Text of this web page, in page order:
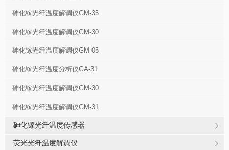
砷化镓光纤温度解调仪GM-35
砷化镓光纤温度解调仪GM-30
砷化镓光纤温度解调仪GM-05
砷化镓光纤温度分析仪GA-31
砷化镓光纤温度解调仪GM-30
砷化镓光纤温度解调仪GM-31
砷化镓光纤温度传感器
荧光光纤温度解调仪